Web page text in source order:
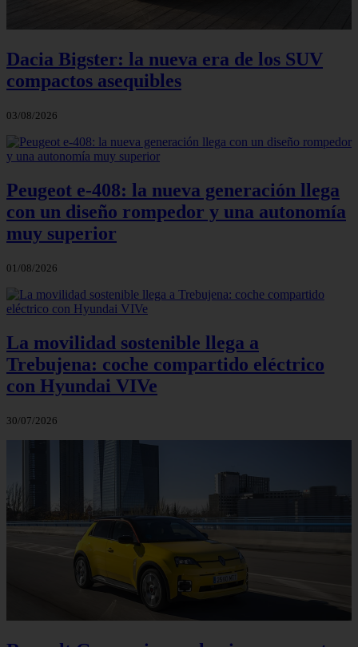
Dacia Bigster: la nueva era de los SUV
compactos asequibles
03/08/2026
Peugeot e-408: la nueva generación llega
con un diseño rompedor y una autonomía
muy superior
01/08/2026
La movilidad sostenible llega a
Trebujena: coche compartido eléctrico
con Hyundai VIVe
30/07/2026